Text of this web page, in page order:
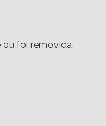
foi removida.